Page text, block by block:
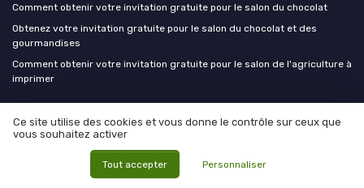
Comment obtenir votre invitation gratuite pour le salon du chocolat
Obtenez votre invitation gratuite pour le salon du chocolat et des
gourmandises
Comment obtenir votre invitation gratuite pour le salon de l'agriculture à
imprimer
Les derniers articles
Réussir l’organisation d’une convention B2C qui engage vraiment vos
Ce site utilise des cookies et vous donne le contrôle sur ceux que
vous souhaitez activer
Tout accepter Personnaliser